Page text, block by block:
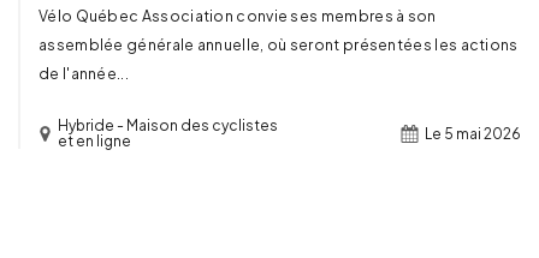
Vélo Québec Association convie ses membres à son
assemblée générale annuelle, où seront présentées les actions
de l'année...
Hybride - Maison des cyclistes
et en ligne
Le 5 mai 2026